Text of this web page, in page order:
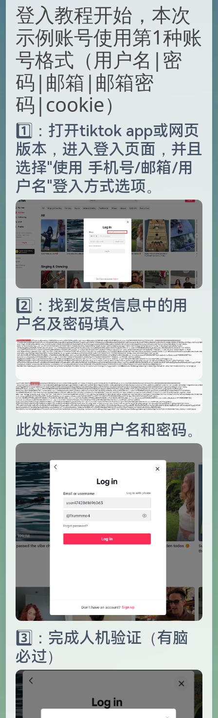
登入教程开始，本次
示例账号使用第1种账
号格式（用户名|密
码|邮箱|邮箱密
码|cookie）
1️⃣：打开tiktok app或网页
版本，进入登入页面，并且
选择"使用 手机号/邮箱/用
户名"登入方式选项。
2️⃣：找到发货信息中的用
户名及密码填入
此处标记为用户名和密码。
3️⃣：完成人机验证（有脑
必过）